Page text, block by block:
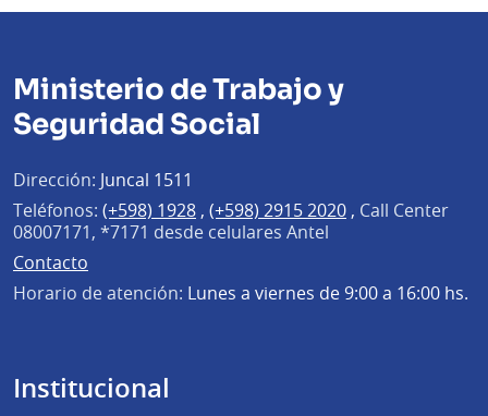
Ministerio de Trabajo y
Seguridad Social
Dirección: Juncal 1511
Teléfonos: (+598) 1928 , (+598) 2915 2020 , Call Center
08007171, *7171 desde celulares Antel
Contacto
Horario de atención: Lunes a viernes de 9:00 a 16:00 hs.
Institucional